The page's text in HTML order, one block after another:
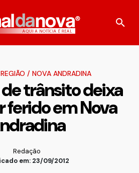
/ NOVA ANDRADINA
trânsito deixa
em Nova
Redação
em: 23/09/2012